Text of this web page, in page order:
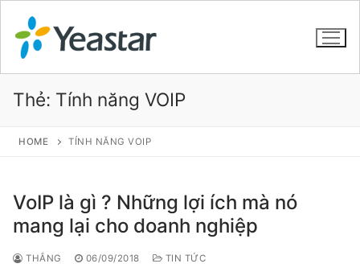
GIỚI THIỆU
VOIP PBX FOR SME
Thẻ: Tính năng VOIP
HOME TÍNH NĂNG VOIP
VoIP là gì ? Những lợi ích mà nó
mang lại cho doanh nghiệp
THẮNG 06/09/2018 TIN TỨC